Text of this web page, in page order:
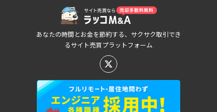
あなたの時間とお金を節約する、サクサク取引でき
るサイト売買プラットフォーム